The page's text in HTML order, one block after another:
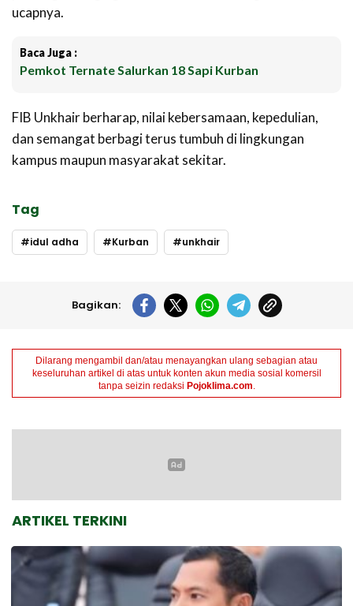
ucapnya.
Baca Juga :
Pemkot Ternate Salurkan 18 Sapi Kurban
FIB Unkhair berharap, nilai kebersamaan, kepedulian,
dan semangat berbagi terus tumbuh di lingkungan
kampus maupun masyarakat sekitar.
Tag
idul adha Kurban unkhair
Bagikan:
Dilarang mengambil dan/atau menayangkan ulang sebagian atau
keseluruhan artikel di atas untuk konten akun media sosial komersil
tanpa seizin redaksi Pojoklima.com.
ARTIKEL TERKINI